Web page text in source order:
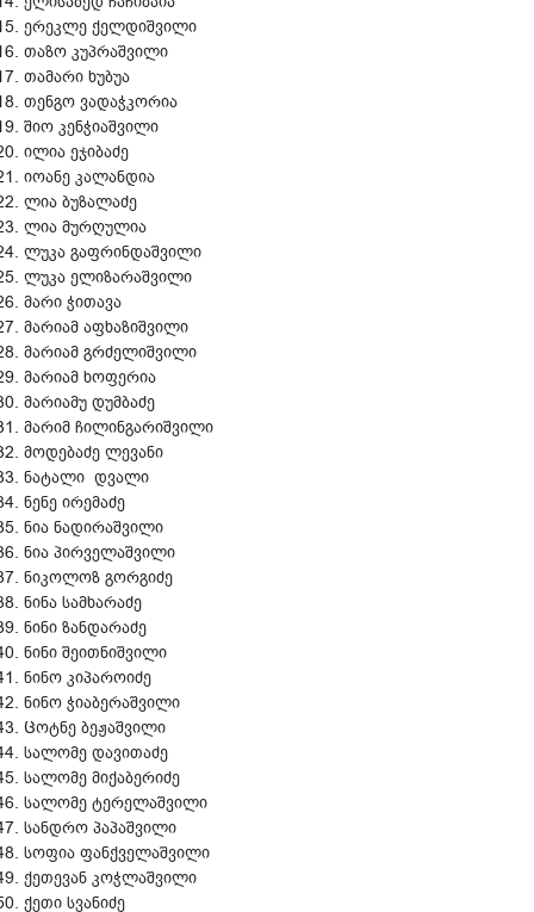
ერეკლე ქელდიშვილი
თაზო კუპრაშვილი
თამარი ხუბუა
თენგო ვადაჭკორია
შიო კენჭიაშვილი
ილია ეჯიბაძე
იოანე კალანდია
ლია ბუზალაძე
ლია მურღულია
ლუკა გაფრინდაშვილი
ლუკა ელიზარაშვილი
მარი ჭითავა
მარიამ აფხაზიშვილი
მარიამ გრძელიშვილი
მარიამ ხოფერია
მარიამუ დუმბაძე
მარიმ ჩილინგარიშვილი
მოდებაძე ლევანი
ნატალი დვალი
ნენე ირემაძე
ნია ნადირაშვილი
ნია პირველაშვილი
ნიკოლოზ გორგიძე
ნინა სამხარაძე
ნინი ზანდარაძე
ნინი შეითნიშვილი
ნინო კიპაროიძე
ნინო ჭიაბერაშვილი
Ცოტნე ბეჟაშვილი
სალომე დავითაძე
სალომე მიქაბერიძე
სალომე ტერელაშვილი
სანდრო პაპაშვილი
სოფია ფანქველაშვილი
ქეთევან კოჭლაშვილი
ქეთი სვანიძე